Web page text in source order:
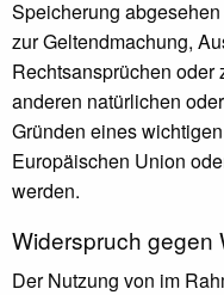
Speicherung
zur Geltendmachung,
Rechtsansprüchen oder
anderen natürlichen
Gründen eines
Europäischen Union
werden.
Widerspruch gegen
Der Nutzung von im